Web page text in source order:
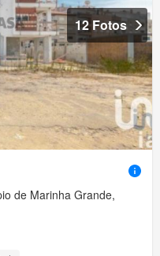
12 Fotos
de Marinha Grande,